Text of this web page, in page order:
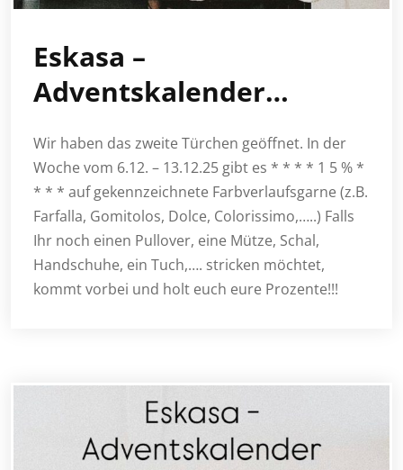
Eskasa –
Adventskalender…
Wir haben das zweite Türchen geöffnet. In der
Woche vom 6.12. – 13.12.25 gibt es * * * * 1 5 % *
* * * auf gekennzeichnete Farbverlaufsgarne (z.B.
Farfalla, Gomitolos, Dolce, Colorissimo,…..) Falls
Ihr noch einen Pullover, eine Mütze, Schal,
Handschuhe, ein Tuch,…. stricken möchtet,
kommt vorbei und holt euch eure Prozente!!!